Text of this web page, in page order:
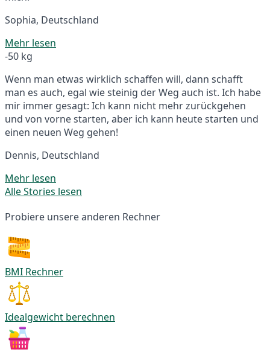
Sophia, Deutschland
Mehr lesen
-50 kg
Wenn man etwas wirklich schaffen will, dann schafft
man es auch, egal wie steinig der Weg auch ist. Ich habe
mir immer gesagt: Ich kann nicht mehr zurückgehen
und von vorne starten, aber ich kann heute starten und
einen neuen Weg gehen!
Dennis, Deutschland
Mehr lesen
Alle Stories lesen
Probiere unsere anderen Rechner
BMI Rechner
Idealgewicht berechnen